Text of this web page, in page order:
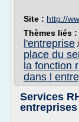
Site : http://
Thèmes liés :
l'entreprise /
place du
la fonction
dans l
Services